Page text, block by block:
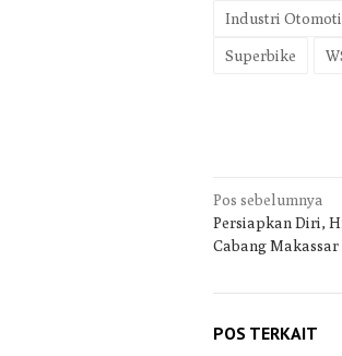
Industri
Superbike
Navigasi
pos
Pos sebelumnya
Persiapkan Diri,
Cabang
POS TERKAIT